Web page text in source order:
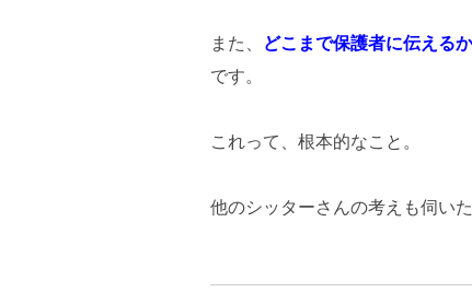
また、 どこまで保護者に伝える
です。
これって、根本的なこと。
他のシッターさんの考えも伺いた